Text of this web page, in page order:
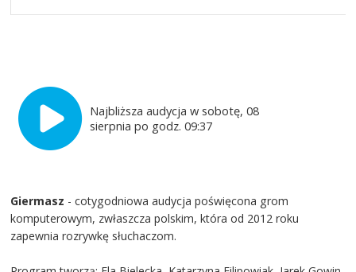
Najbliższa audycja w sobotę, 08
sierpnia po godz. 09:37
Giermasz - cotygodniowa audycja poświęcona grom
komputerowym, zwłaszcza polskim, która od 2012 roku
zapewnia rozrywkę słuchaczom.